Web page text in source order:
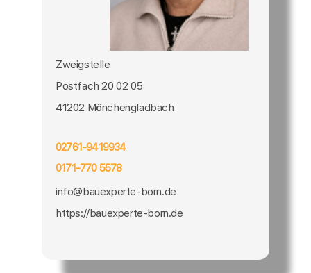
Zweigstelle
Postfach 20 02 05
41202 Mönchengladbach
02761-9419934
0171-770 5578
info@bauexperte-born.de
https://bauexperte-born.de